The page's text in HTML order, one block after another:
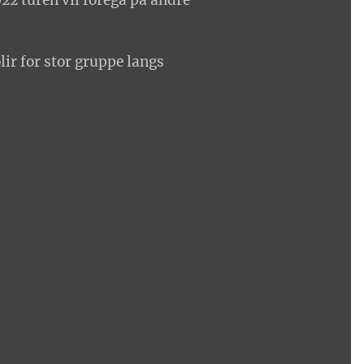
for stor gruppe langs